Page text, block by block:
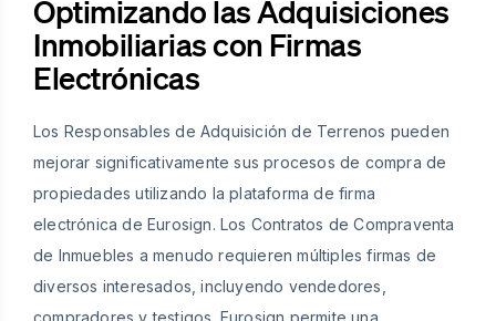
Optimizando las Adquisiciones
Inmobiliarias con Firmas
Electrónicas
Los Responsables de Adquisición de Terrenos pueden
mejorar significativamente sus procesos de compra de
propiedades utilizando la plataforma de firma
electrónica de Eurosign. Los Contratos de Compraventa
de Inmuebles a menudo requieren múltiples firmas de
diversos interesados, incluyendo vendedores,